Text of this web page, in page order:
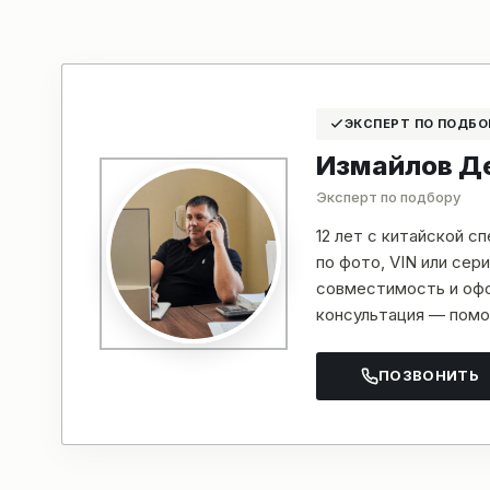
ЭКСПЕРТ ПО
Измайлов
Эксперт по подбору
12 лет с китайской
по фото, VIN или
совместимость и
консультация —
ПОЗВОНИТЬ